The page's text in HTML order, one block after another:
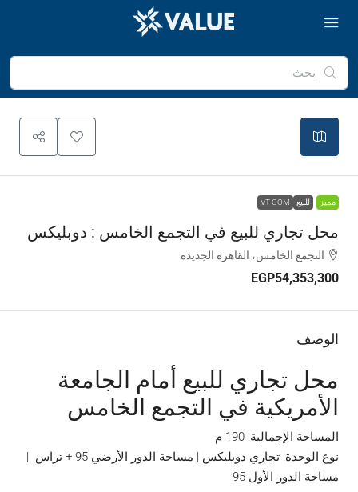
+
Leaflet
|©OpenStreetMapcontributors
مميز للبيع VT-COM
محل تجاري للبيع في التجمع الخامس : دوبليكس
التجمع الخامس، القاهرة الجديدة
EGP54,353,300
الوصف
محل تجاري للبيع أمام الجامعة
الأمريكية في التجمع الخامس
المساحة الإجمالية: 190 م
نوع الوحدة: تجاري دوبليكس | مساحة الدور الأرضي 95 + تراس |
مساحة الدور الأول 95